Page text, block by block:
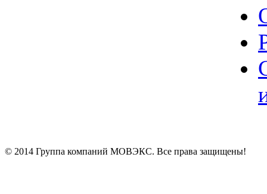
© 2014 Группа компаний МОВЭКС. Все права защищены!